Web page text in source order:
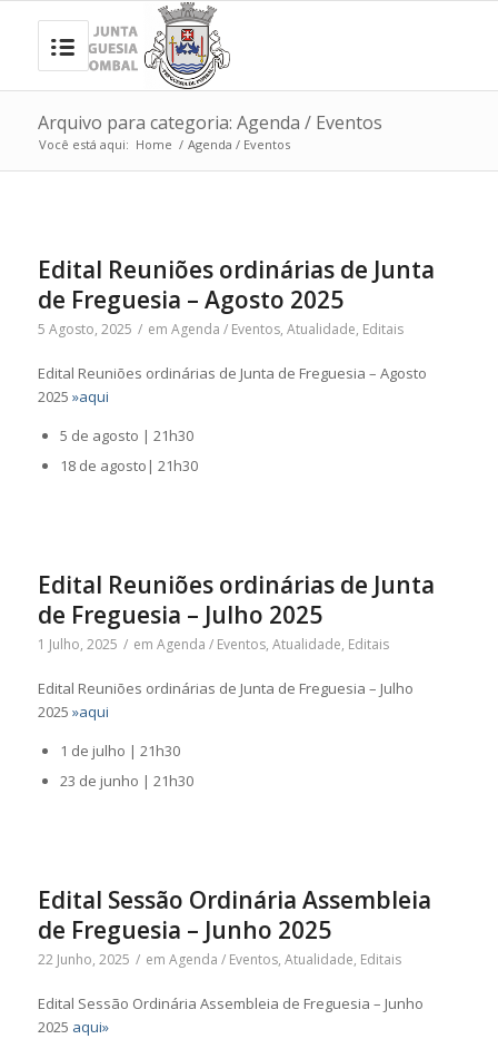
Arquivo para categoria: Agenda / Eventos
Você está aqui: Home / Agenda / Eventos
Edital Reuniões ordinárias de Junta
de Freguesia – Agosto 2025
5 Agosto, 2025 / em Agenda / Eventos, Atualidade, Editais
Edital Reuniões ordinárias de Junta de Freguesia – Agosto
2025 »aqui
5 de agosto | 21h30
18 de agosto| 21h30
Edital Reuniões ordinárias de Junta
de Freguesia – Julho 2025
1 Julho, 2025 / em Agenda / Eventos, Atualidade, Editais
Edital Reuniões ordinárias de Junta de Freguesia – Julho
2025 »aqui
1 de julho | 21h30
23 de junho | 21h30
Edital Sessão Ordinária Assembleia
de Freguesia – Junho 2025
22 Junho, 2025 / em Agenda / Eventos, Atualidade, Editais
Edital Sessão Ordinária Assembleia de Freguesia – Junho
2025 aqui»